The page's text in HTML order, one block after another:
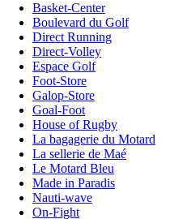
Basket-Center
Boulevard du Golf
Direct Running
Direct-Volley
Espace Golf
Foot-Store
Galop-Store
Goal-Foot
House of Rugby
La bagagerie du Motard
La sellerie de Maé
Le Motard Bleu
Made in Paradis
Nauti-wave
On-Fight